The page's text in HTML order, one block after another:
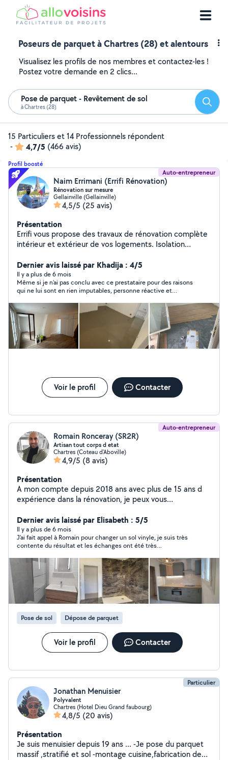
Poseurs de parquet à Chartres (28) et alentours
Visualisez les profils de nos membres et contactez-les !
Postez votre demande en 2 clics...
Pose de parquet - Revêtement de sol
à Chartres (28)
15 Particuliers et 14 Professionnels répondent
-
4,7/5 (466 avis)
Profil boosté
Auto-entrepreneur
Naim Errimani (Errifi Rénovation)
Rénovation sur mesure
Gellainville (Gellainville)
4,5/5 (25 avis)
Présentation
Errifi vous propose des travaux de rénovation complète
intérieur et extérieur de vos logements. Isolation
de plaque de plâtre Création de mezzanine
Aménagement intérieur et extérieur Travaux de finition
Peinture Parquet et revêtement de sol Bardage sur
façade extérieur ou intérieur Plomberie SDB Demandez
votre devis gratuit
Dernier avis laissé par Khadija : 4/5
Il y a plus de 6 mois
Même si je n’ai pas conclu avec ce prestataire pour des raisons
qui ne lui sont en rien imputables, personne réactive et
Voir le profil Contacter
Auto-entrepreneur
Romain Ronceray (SR2R)
Artisan tout corps d etat
Chartres (Coteau d'Aboville)
4,9/5 (8 avis)
Présentation
A mon compte depuis 2018 ans avec plus de 15 ans d
expérience dans la rénovation, je peux vous
contacter pour échanger sur vos attentes et réaliser de
belles choses ensemble
Dernier avis laissé par Elisabeth : 5/5
Il y a plus de 6 mois
J'ai fait appel à Romain pour changer un sol vinyle, je suis très
contente du résultat et les échanges ont été très
Pose de sol Dépose de parquet
Voir le profil Contacter
Particulier
Jonathan Menuisier
Polyvalent
Chartres (Hotel Dieu Grand faubourg)
4,8/5 (20 avis)
Présentation
Je suis menuisier depuis 19 ans ... -Je pose du parquet
massif ,stratifié et sol -montage cuisine,fabrication de